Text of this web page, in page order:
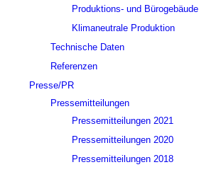
Produktions- und Bürogebäude
Klimaneutrale Produktion
Technische Daten
Referenzen
Presse/PR
Pressemitteilungen
Pressemitteilungen 2021
Pressemitteilungen 2020
Pressemitteilungen 2018